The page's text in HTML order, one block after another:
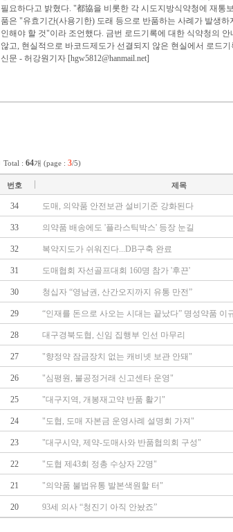
필요하다고 밝혔다. "都協을 비롯한 각 시도지방식약청에 재
품은 "유효기간(사용기한) 도래 등으로 반품하는 사례가 발생
인해야 할 것"이라 조언했다. 금번 로드기록에 대한 식약청의
않고, 현실적으로 바코드제도가 선결되지 않은 현실에서 로드
신문 - 허강원기자 [hgw5812@hanmail.net]
Total : 64개 (page : 3/5)
번호 제목
34 도매, 의약품 안전보관 설비기준 강화된다
33 의약품 배송에도 '플라스틱박스' 등장 눈길
32 복약지도가 쉬워진다...DB구축 완료
31 도매협회 자선골프대회 160명 참가 '후끈'
30 청십자 “영남권, 산간오지까지 유통 만전”
29 “인재를 돈으로 사오는 시대는 끝났다” 명성약품 이
28 대구경북도협, 신임 집행부 인선 마무리
27 "향정약 잠금장치 없는 캐비넷 보관 안돼"
26 "심평원, 불공정거래 신고센타 운영"
25 "대구지역, 개봉재고약 반품 활기"
24 "도협, 도매 자본금 운영사례 설명회 가져"
23 "대구시약, 제약-도매사와 반품협의회 구성"
22 "도협 제43회 정총 수상자 22명"
21 "의약품 불법유통 발본색원할 터"
20 93세 의사 “청진기 아직 안놨죠”